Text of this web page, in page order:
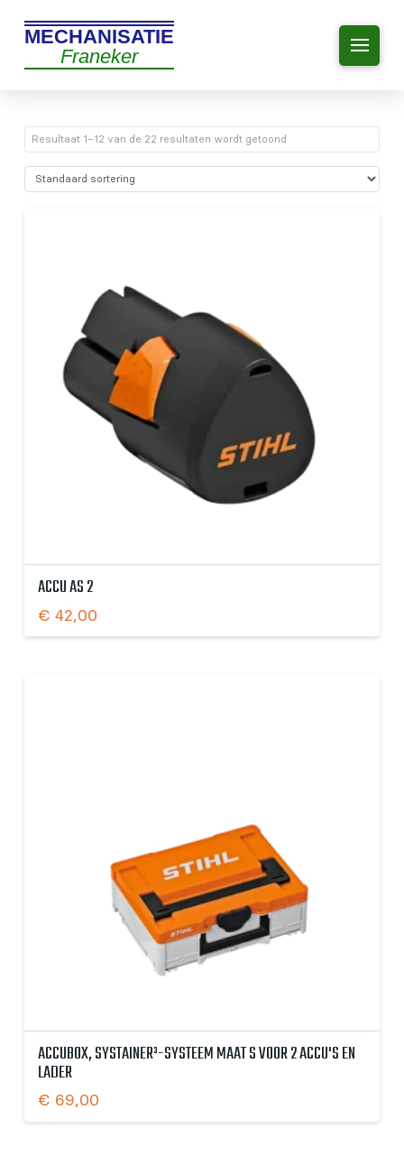
MECHANISATIE
Franeker
Resultaat 1–12 van de 22 resultaten wordt getoond
ACCU AS 2
€ 42,00
ACCUBOX, SYSTAINER³-SYSTEEM MAAT S VOOR 2 ACCU'S EN
LADER
€ 69,00